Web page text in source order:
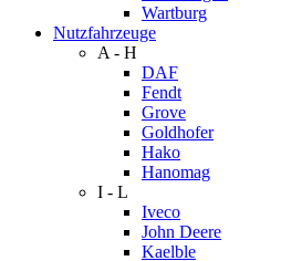
Wartburg
Nutzfahrzeuge
A - H
DAF
Fendt
Grove
Goldhofer
Hako
Hanomag
I - L
Iveco
John Deere
Kaelble